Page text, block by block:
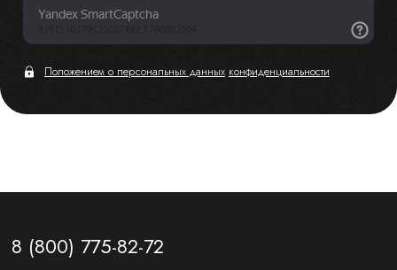
Положением о персональных данных конфиденциальности
8 (800) 775-82-72